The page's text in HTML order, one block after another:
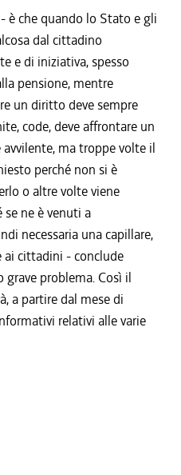
è che quando lo Stato e gli
dal cittadino
e di iniziativa, spesso
pensione, mentre
un diritto deve sempre
code, deve affrontare un
ma troppe volte il
perché non si è
o altre volte viene
ne è venuti a
necessaria una capillare,
ai cittadini - conclude
grave problema. Così il
a partire dal mese di
relativi alle varie